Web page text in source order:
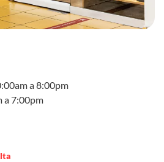
a 8:00pm
a 7:00pm